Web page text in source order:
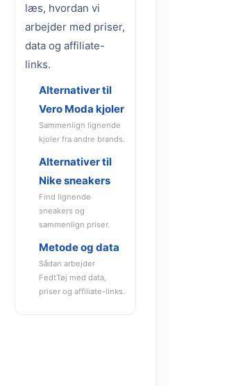
læs, hvordan vi
arbejder med priser,
data og affiliate-
links.
Alternativer til
Vero Moda kjoler
Sammenlign lignende
kjoler fra andre brands.
Alternativer til
Nike sneakers
Find lignende
sneakers og
sammenlign priser.
Metode og data
Sådan arbejder
FedtTøj med data,
priser og affiliate-links.